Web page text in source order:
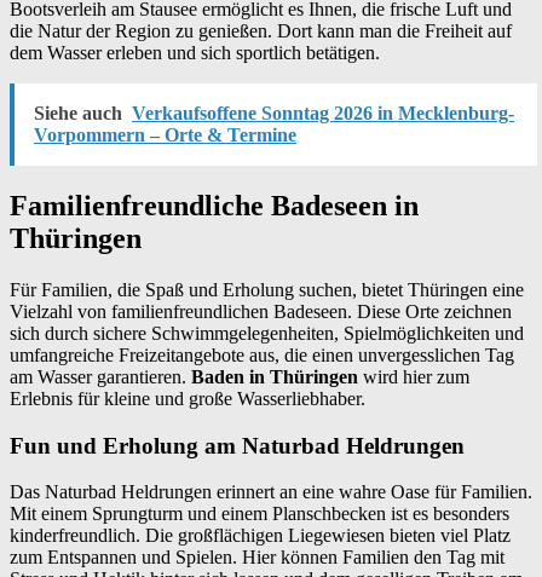
Bootsverleih am Stausee ermöglicht es Ihnen, die frische Luft und
die Natur der Region zu genießen. Dort kann man die Freiheit auf
dem Wasser erleben und sich sportlich betätigen.
Siehe auch Verkaufsoffene Sonntag 2026 in Mecklenburg-
Vorpommern – Orte & Termine
Familienfreundliche Badeseen in
Thüringen
Für Familien, die Spaß und Erholung suchen, bietet Thüringen eine
Vielzahl von familienfreundlichen Badeseen. Diese Orte zeichnen
sich durch sichere Schwimmgelegenheiten, Spielmöglichkeiten und
umfangreiche Freizeitangebote aus, die einen unvergesslichen Tag
am Wasser garantieren. Baden in Thüringen wird hier zum
Erlebnis für kleine und große Wasserliebhaber.
Fun und Erholung am Naturbad Heldrungen
Das Naturbad Heldrungen erinnert an eine wahre Oase für Familien.
Mit einem Sprungturm und einem Planschbecken ist es besonders
kinderfreundlich. Die großflächigen Liegewiesen bieten viel Platz
zum Entspannen und Spielen. Hier können Familien den Tag mit